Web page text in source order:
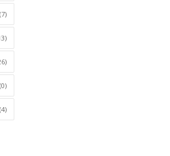
(7)
(0)
(4)